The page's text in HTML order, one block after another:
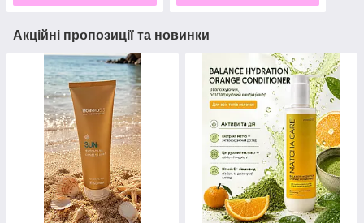
Акційні пропозиції та новинки